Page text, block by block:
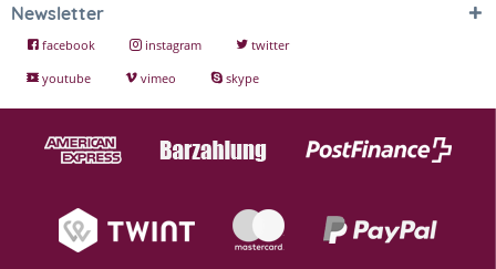
Newsletter
facebook instagram
twitter
youtube
vimeo skype